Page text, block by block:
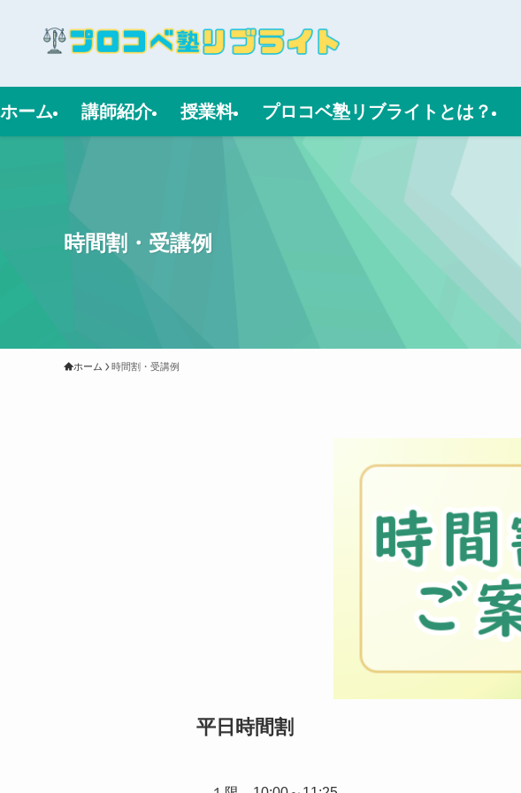
ホーム 講師紹介 授業料 プロコベ塾リブライトとは？
時間割・受講例
ホーム 時間割・受講例
平日時間割